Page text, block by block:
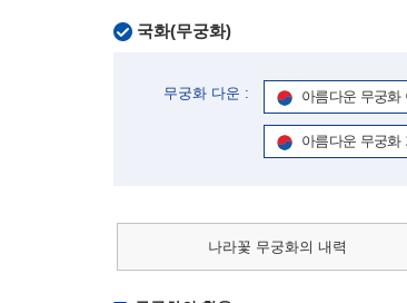
국화(무궁화)
무궁화 다운 : 아름다운 무궁화
아름다운 무궁화
나라꽃 무궁화의 내력